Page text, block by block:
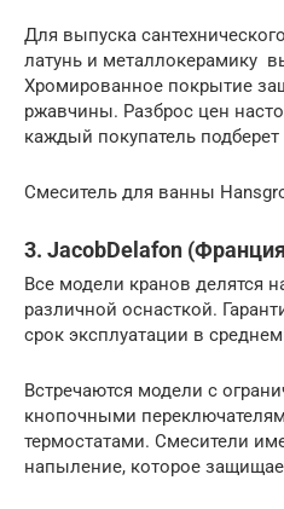
Для выпуска
латунь и металлокерамику
Хромированное покрытие
ржавчины. Разброс цен
каждый покупатель
Смеситель для ванны
3. JacobDelafon
Все модели кранов делятся
различной оснасткой.
срок эксплуатации в
Встречаются модели с
кнопочными
термостатами. Смесители
напыление, которое